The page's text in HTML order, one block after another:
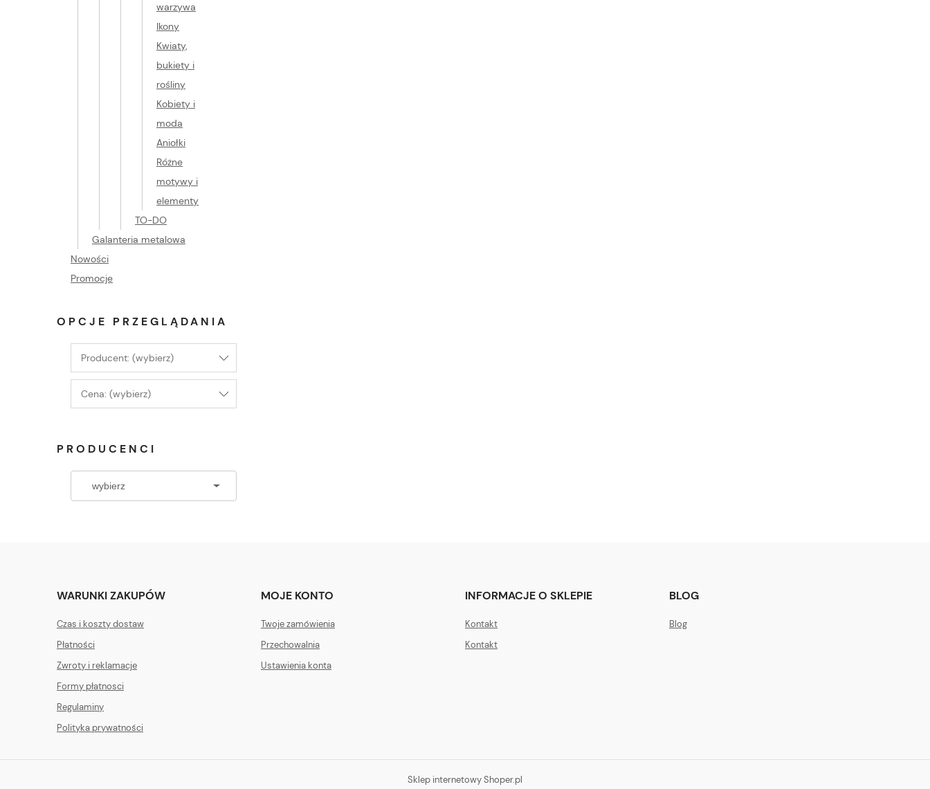
warzywa
Ikony
Kwiaty,
bukiety i
rośliny
Kobiety i
moda
Aniołki
Różne
motywy i
elementy
TO-DO
Galanteria metalowa
Nowości
Promocje
OPCJE PRZEGLĄDANIA
Producent: (wybierz)
Cena: (wybierz)
PRODUCENCI
WARUNKI ZAKUPÓW
Czas i koszty dostaw
Płatności
Zwroty i reklamacje
Formy płatnosci
Regulaminy
Polityka prywatności
MOJE KONTO
Twoje zamówienia
Przechowalnia
Ustawienia konta
INFORMACJE O SKLEPIE
Kontakt
Kontakt
BLOG
Blog
Sklep internetowy Shoper.pl